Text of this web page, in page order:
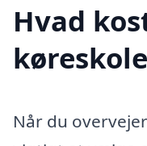
Hvad
Når du